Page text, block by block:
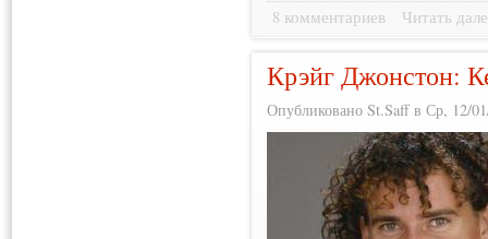
8 комментариев Читать
Крэйг Джонстон:
Опубликовано St.Saff в Ср, 12/